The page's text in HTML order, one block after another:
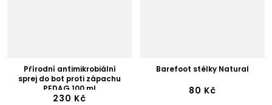
Přírodní antimikrobiální
sprej do bot proti zápachu
PEDAG 100 ml
230 Kč
Barefoot stélky Natural
80 Kč